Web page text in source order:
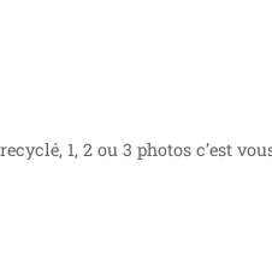
1, 2 ou 3 photos c’est